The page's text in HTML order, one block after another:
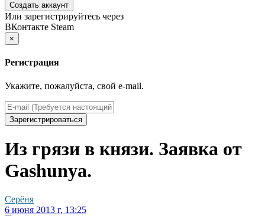
Создать аккаунт
Или зарегистрируйтесь через
ВКонтакте Steam
×
Регистрация
Укажите, пожалуйста, свой e-mail.
Зарегистрироваться
Из грязи в князи. Заявка от
Gashunya.
Серёня
6 июня 2013 г, 13:25